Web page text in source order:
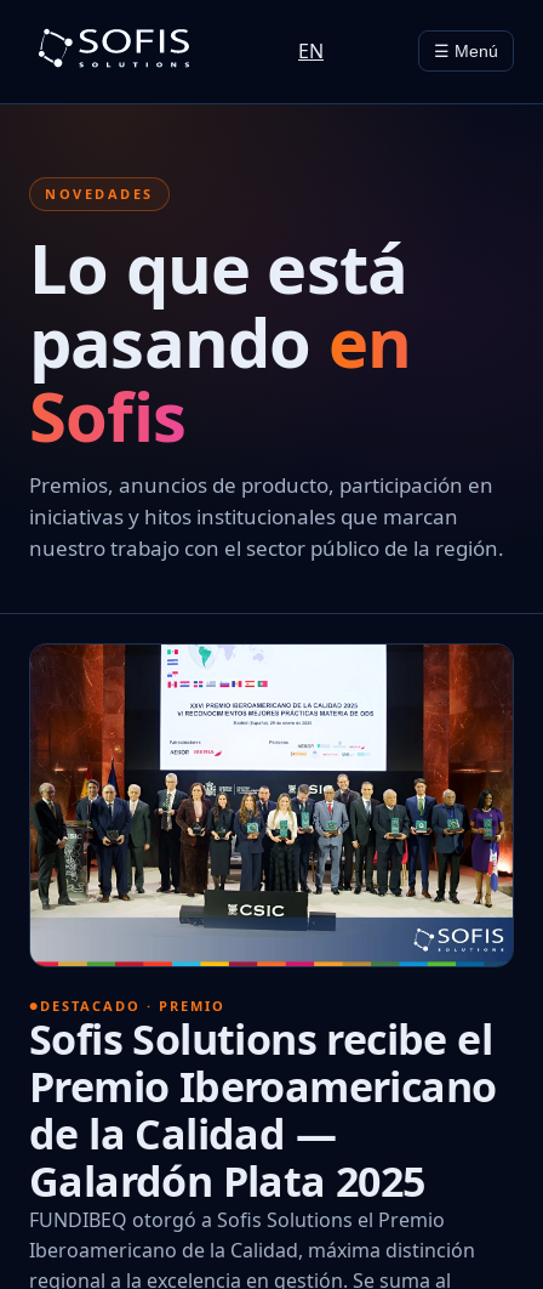
EN ☰ Menú
NOVEDADES
Lo que está
pasando en
Sofis
Premios, anuncios de producto, participación en
iniciativas y hitos institucionales que marcan
nuestro trabajo con el sector público de la región.
DESTACADO · PREMIO
Sofis Solutions recibe el
Premio Iberoamericano
de la Calidad —
Galardón Plata 2025
FUNDIBEQ otorgó a Sofis Solutions el Premio
Iberoamericano de la Calidad, máxima distinción
regional a la excelencia en gestión. Se suma al